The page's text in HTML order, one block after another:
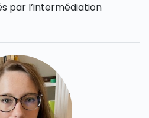
par l’intermédiation